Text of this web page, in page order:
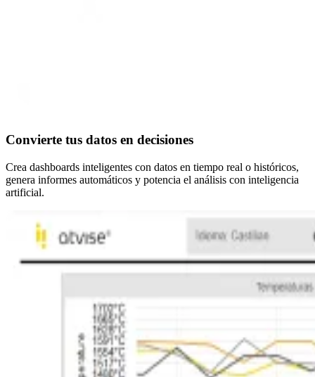
Convierte tus datos en decisiones
Crea dashboards inteligentes con datos en tiempo real o históricos,
genera informes automáticos y potencia el análisis con inteligencia
artificial.